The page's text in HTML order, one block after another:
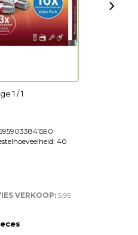
1 / 1
40
VERKOOP: 5,99